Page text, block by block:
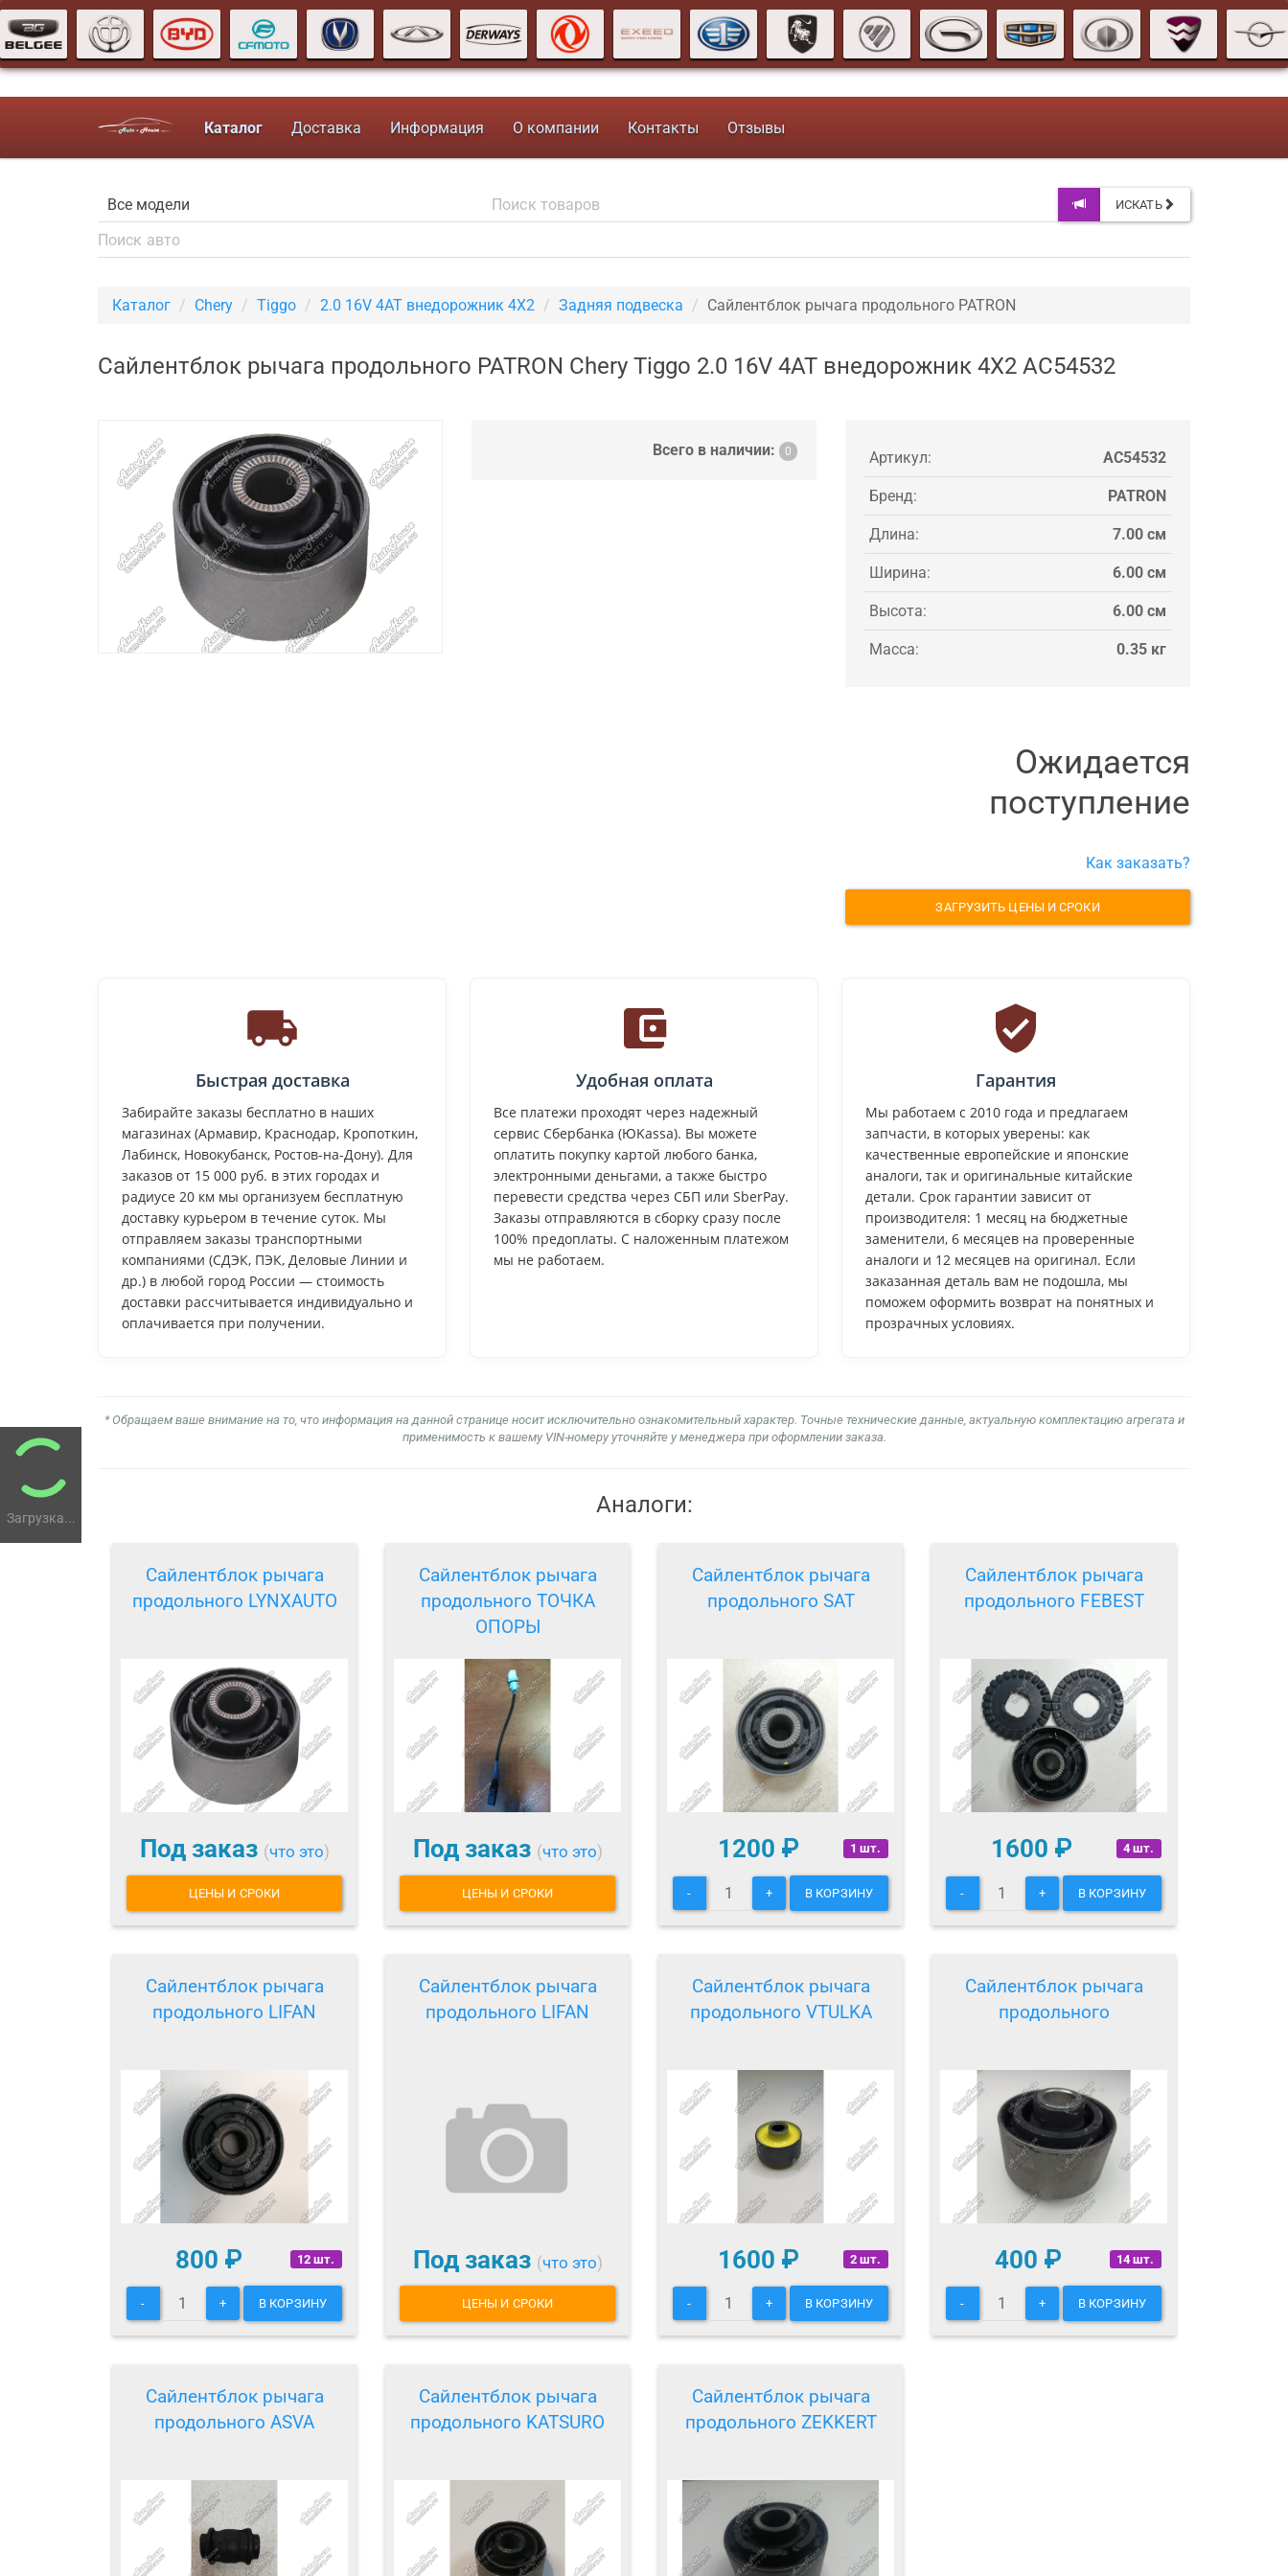
Загрузка...
Каталог Доставка Информация О компании Контакты Отзывы
ИСКАТЬ
Каталог Chery Tiggo 2.0 16V 4AT внедорожник 4X2 Задняя подвеска Сайлентблок рычага продольного PATRON
Сайлентблок рычага продольного PATRON Chery Tiggo 2.0 16V 4AT внедорожник 4X2 AC54532
Всего в наличии: 0 Артикул: AC54532
Бренд: PATRON
Длина: 7.00 см
Ширина: 6.00 см
Высота: 6.00 см
Масса: 0.35 кг
Ожидается
поступление
Как заказать?
ЗАГРУЗИТЬ ЦЕНЫ И СРОКИ
Быстрая доставка
Забирайте заказы бесплатно в наших
магазинах (Армавир, Краснодар, Кропоткин,
Лабинск, Новокубанск, Ростов-на-Дону). Для
заказов от 15 000 руб. в этих городах и
радиусе 20 км мы организуем бесплатную
доставку курьером в течение суток. Мы
отправляем заказы транспортными
компаниями (СДЭК, ПЭК, Деловые Линии и
др.) в любой город России — стоимость
доставки рассчитывается индивидуально и
оплачивается при получении.
Удобная оплата
Все платежи проходят через надежный
сервис Сбербанка (ЮKassa). Вы можете
оплатить покупку картой любого банка,
электронными деньгами, а также быстро
перевести средства через СБП или SberPay.
Заказы отправляются в сборку сразу после
100% предоплаты. С наложенным платежом
мы не работаем.
Гарантия
Мы работаем с 2010 года и предлагаем
запчасти, в которых уверены: как
качественные европейские и японские
аналоги, так и оригинальные китайские
детали. Срок гарантии зависит от
производителя: 1 месяц на бюджетные
заменители, 6 месяцев на проверенные
аналоги и 12 месяцев на оригинал. Если
заказанная деталь вам не подошла, мы
поможем оформить возврат на понятных и
прозрачных условиях.
* Обращаем ваше внимание на то, что информация на данной странице носит исключительно ознакомительный характер. Точные технические данные, актуальную комплектацию агрегата и
применимость к вашему VIN-номеру уточняйте у менеджера при оформлении заказа.
Аналоги:
Сайлентблок рычага
продольного LYNXAUTO
Под заказ (что это)
ЦЕНЫ И СРОКИ
Сайлентблок рычага
продольного ТОЧКА
ОПОРЫ
Под заказ (что это)
ЦЕНЫ И СРОКИ
Сайлентблок рычага
продольного SAT
1 шт.
1200 ₽
- + В КОРЗИНУ
Сайлентблок рычага
продольного FEBEST
4 шт.
1600 ₽
- + В КОРЗИНУ
Сайлентблок рычага
продольного LIFAN
12 шт.
800 ₽
- + В КОРЗИНУ
Сайлентблок рычага
продольного LIFAN
Под заказ (что это)
ЦЕНЫ И СРОКИ
Сайлентблок рычага
продольного VTULKA
2 шт.
1600 ₽
- + В КОРЗИНУ
Сайлентблок рычага
продольного
14 шт.
400 ₽
- + В КОРЗИНУ
Сайлентблок рычага
продольного ASVA
Сайлентблок рычага
продольного KATSURO
Сайлентблок рычага
продольного ZEKKERT